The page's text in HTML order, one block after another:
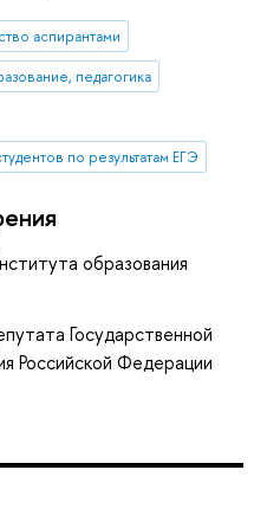
аспирантами
педагогика
по результатам ЕГЭ
образования
Государственной
Российской Федерации